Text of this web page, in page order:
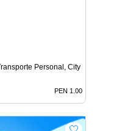
Personal, City Tours
PEN 1.00